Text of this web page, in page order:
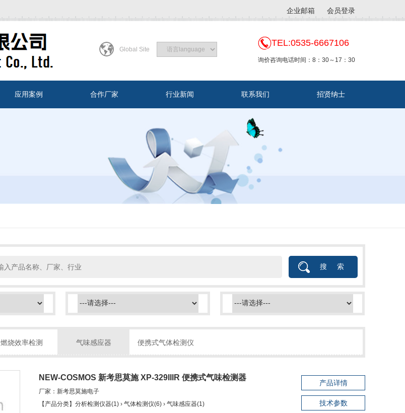
企业邮箱 会员登录
Global Site
TEL:0535-6667106
询价咨询电话时间：8：30～17：30
应用案例 合作厂家 行业新闻 联系我们 招贤纳士
燃烧效率检测 气味感应器 便携式气体检测仪
NEW-COSMOS 新考思莫施 XP-329IIIR 便携式气味检测器
厂家：新考思莫施电子
【产品分类】分析检测仪器(1) › 气体检测仪(6) › 气味感应器(1)
产品详情
技术参数